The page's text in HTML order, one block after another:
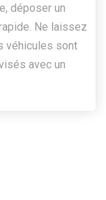
déposer un
Ne laissez
véhicules sont
avec un